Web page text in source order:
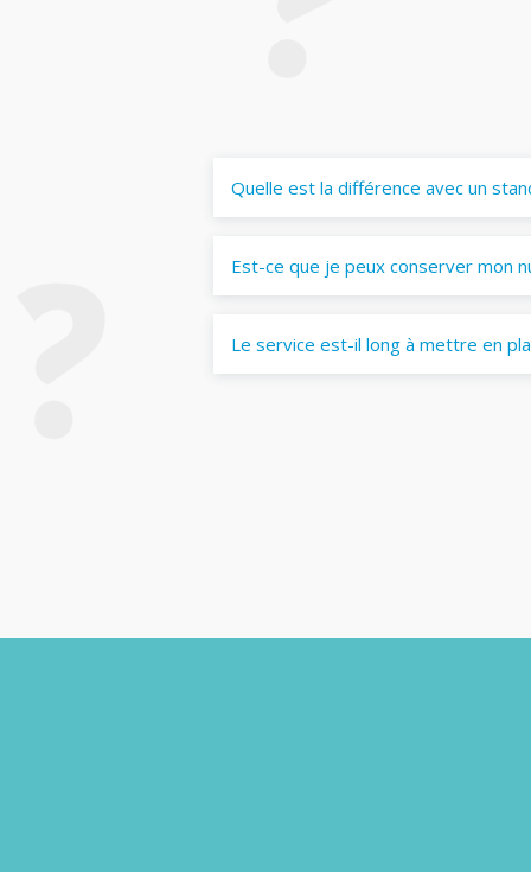
Quelle est la différence avec un
Est-ce que je peux conserver mon
Le service est-il long à mettre en